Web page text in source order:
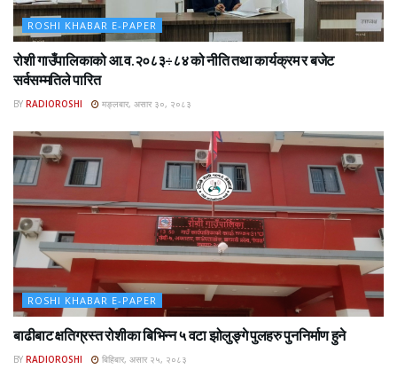
ROSHI KHABAR E-PAPER
रोशी गाउँपालिकाको आ.व.२०८३÷८४ को नीति तथा कार्यक्रम र बजेट
सर्वसम्मतिले पारित
BY RADIOROSHI मङ्लबार, असार ३०, २०८३
ROSHI KHABAR E-PAPER
बाढीबाट क्षतिग्रस्त रोशीका बिभिन्न ५ वटा झोलुङ्गे पुलहरु पुननिर्माण हुने
BY RADIOROSHI बिहिबार, असार २५, २०८३